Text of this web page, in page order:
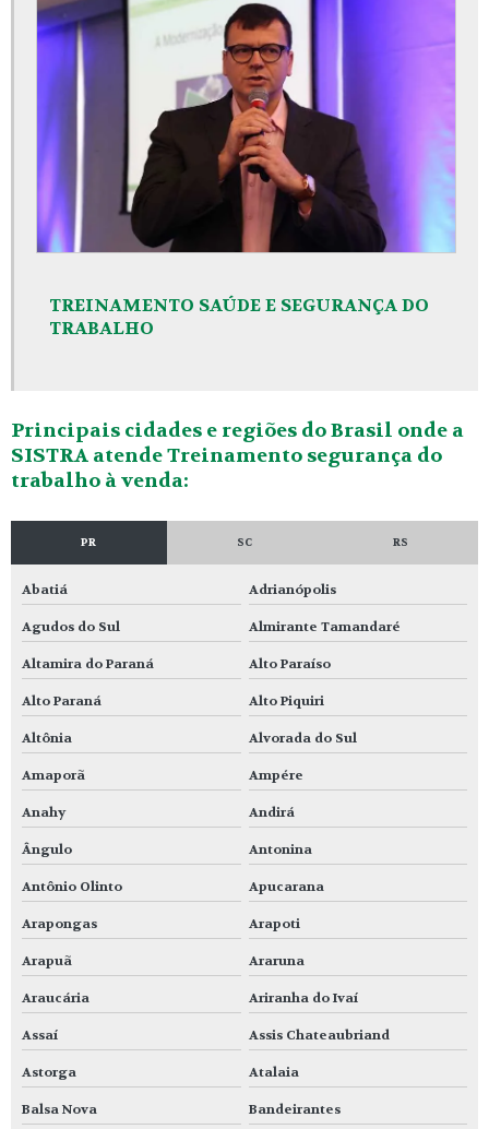
TREINAMENTO SAÚDE E SEGURANÇA DO
TRABALHO
Principais cidades e regiões do Brasil onde a
SISTRA atende Treinamento segurança do
trabalho à venda:
PR SC RS
Abatiá Adrianópolis
Agudos do Sul Almirante Tamandaré
Altamira do Paraná Alto Paraíso
Alto Paraná Alto Piquiri
Altônia Alvorada do Sul
Amaporã Ampére
Anahy Andirá
Ângulo Antonina
Antônio Olinto Apucarana
Arapongas Arapoti
Arapuã Araruna
Araucária Ariranha do Ivaí
Assaí Assis Chateaubriand
Astorga Atalaia
Balsa Nova Bandeirantes